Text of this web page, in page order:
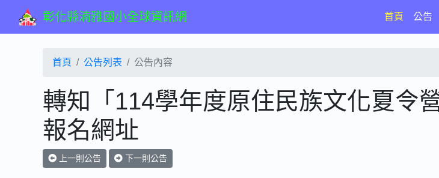
彰化縣湳雅國小全球資訊網 首頁(current)
公告
首頁 公告列表 公告內容
轉知「114學年度原住民族文化夏令
報名網址
上一則公告 下一則公告